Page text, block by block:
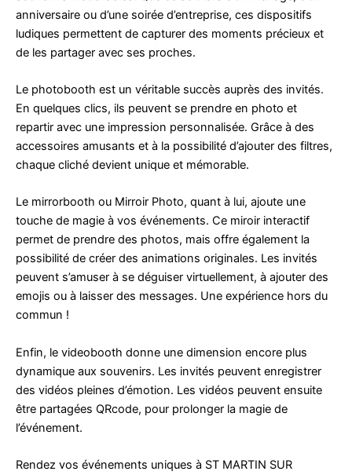
anniversaire ou d’une soirée d’entreprise, ces dispositifs
ludiques permettent de capturer des moments précieux et
de les partager avec ses proches.
Le photobooth est un véritable succès auprès des invités.
En quelques clics, ils peuvent se prendre en photo et
repartir avec une impression personnalisée. Grâce à des
accessoires amusants et à la possibilité d’ajouter des filtres,
chaque cliché devient unique et mémorable.
Le mirrorbooth ou Mirroir Photo, quant à lui, ajoute une
touche de magie à vos événements. Ce miroir interactif
permet de prendre des photos, mais offre également la
possibilité de créer des animations originales. Les invités
peuvent s’amuser à se déguiser virtuellement, à ajouter des
emojis ou à laisser des messages. Une expérience hors du
commun !
Enfin, le videobooth donne une dimension encore plus
dynamique aux souvenirs. Les invités peuvent enregistrer
des vidéos pleines d’émotion. Les vidéos peuvent ensuite
être partagées QRcode, pour prolonger la magie de
l’événement.
Rendez vos événements uniques à ST MARTIN SUR